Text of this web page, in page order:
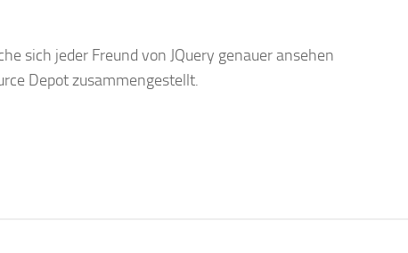
sich jeder Freund von JQuery genauer ansehen
Depot zusammengestellt.